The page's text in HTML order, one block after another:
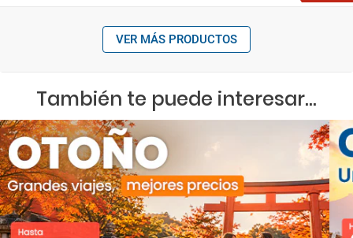
VER MÁS PRODUCTOS
También te puede interesar...